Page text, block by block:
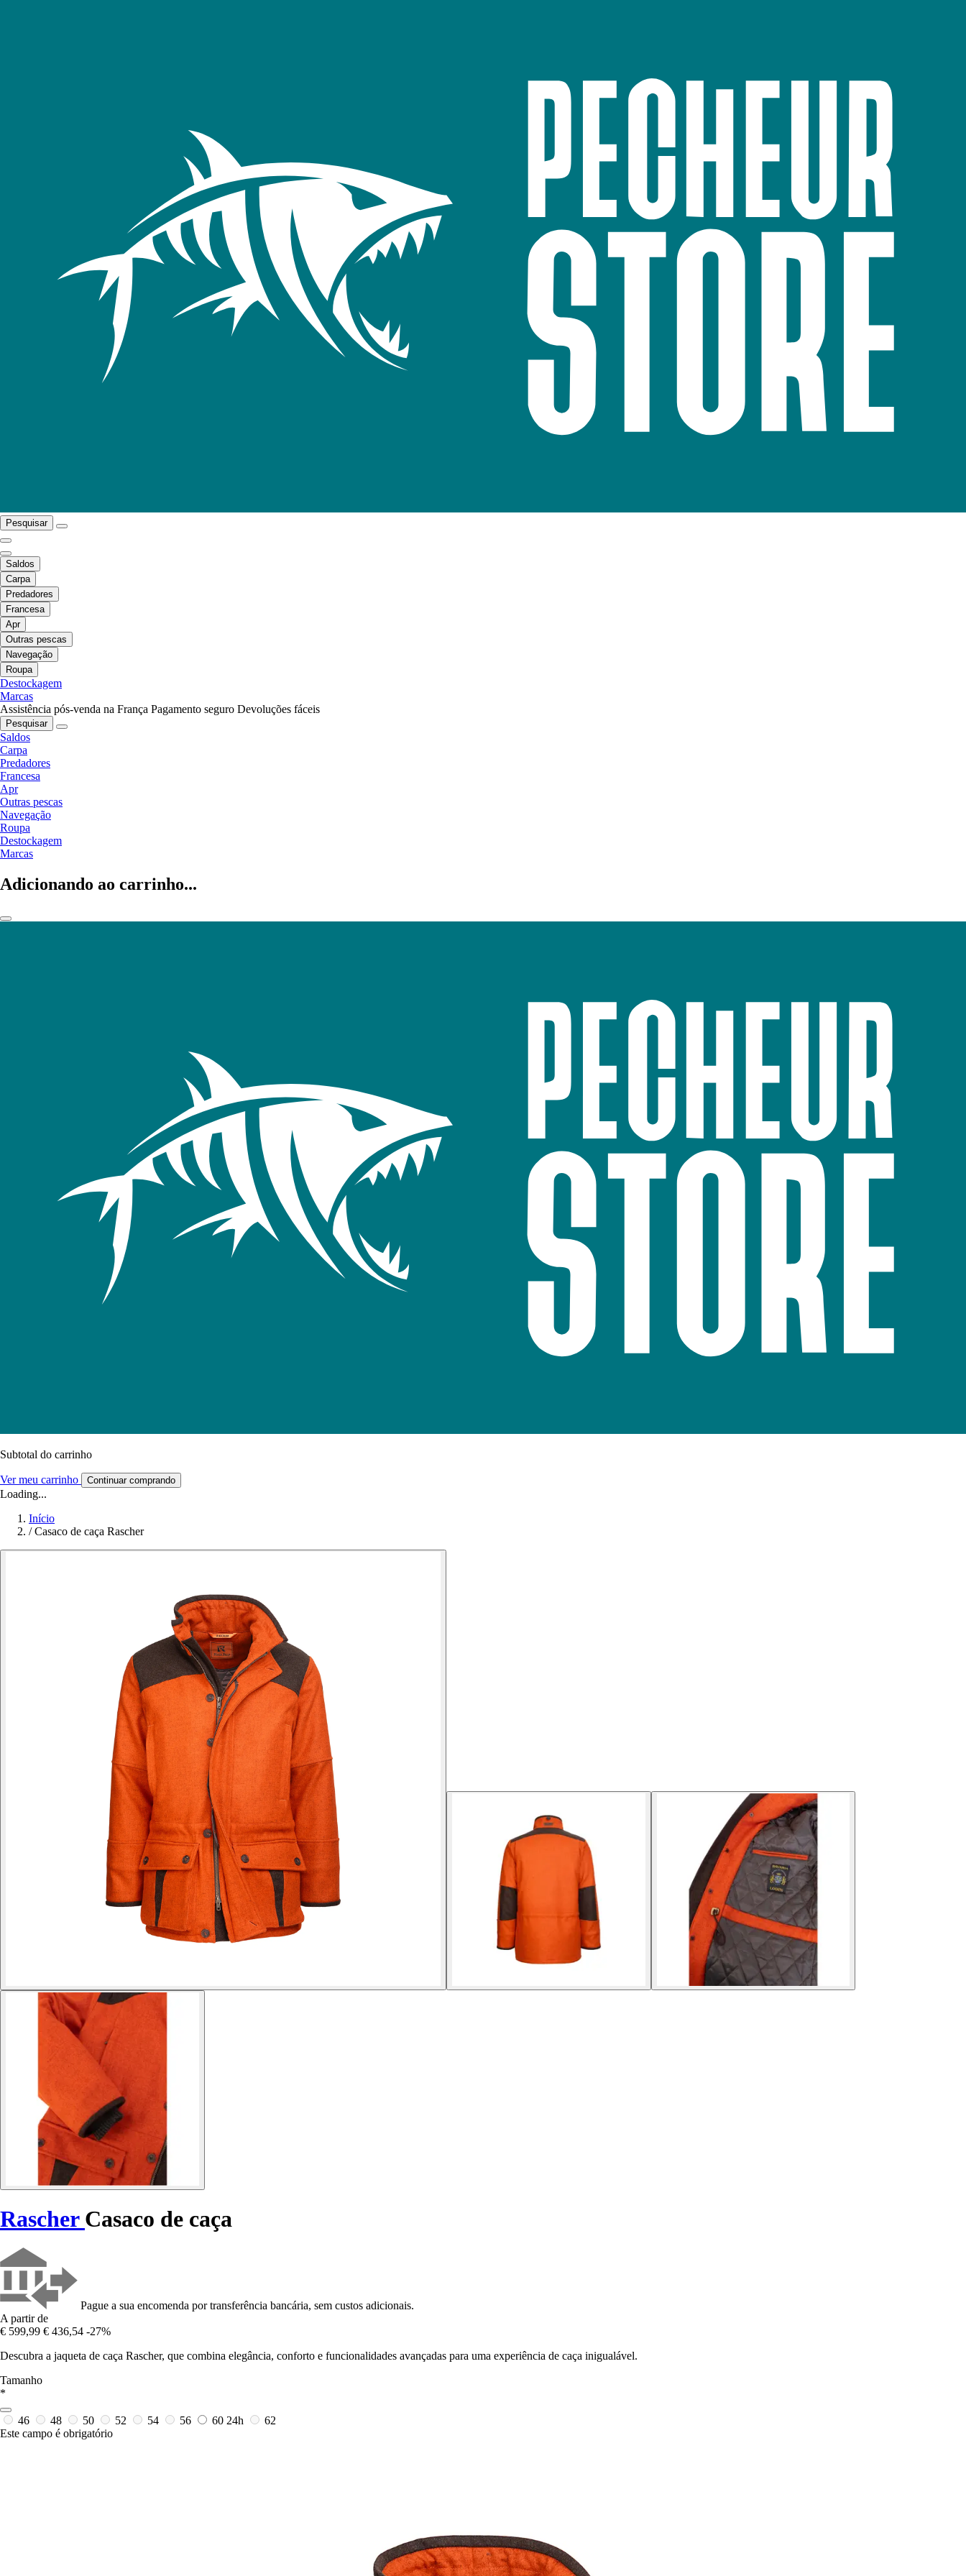
Pesquisar
Saldos
Carpa
Predadores
Francesa
Apr
Outras pescas
Navegação
Roupa
Destockagem
Marcas
Assistência pós-venda na França Pagamento seguro Devoluções fáceis
Pesquisar
Saldos
Carpa
Predadores
Francesa
Apr
Outras pescas
Navegação
Roupa
Destockagem
Marcas
Adicionando ao carrinho...
Subtotal do carrinho
Ver meu carrinho Continuar comprando
Loading...
Início
/ Casaco de caça Rascher
Rascher Casaco de caça
Pague a sua encomenda por transferência bancária, sem custos adicionais.
A partir de
€ 599,99 € 436,54 -27%
Descubra a jaqueta de caça Rascher, que combina elegância, conforto e funcionalidades avançadas para uma experiência de caça inigualável.
Tamanho
*
46 48 50 52 54 56 60 24h
62
Este campo é obrigatório